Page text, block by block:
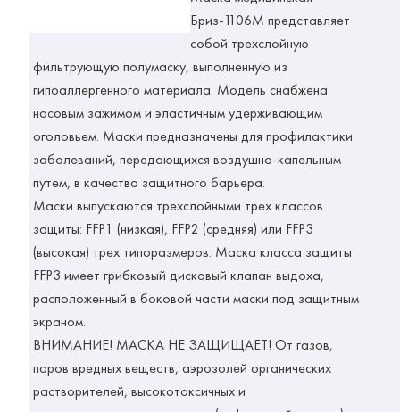
Бриз-1106М представляет
собой трехслойную
фильтрующую полумаску, выполненную из
гипоаллергенного материала. Модель снабжена
носовым зажимом и эластичным удерживающим
оголовьем. Маски предназначены для профилактики
заболеваний, передающихся воздушно-капельным
путем, в качества защитного барьера.
Маски выпускаются трехслойными трех классов
защиты: FFP1 (низкая), FFP2 (средняя) или FFP3
(высокая) трех типоразмеров. Маска класса защиты
FFP3 имеет грибковый дисковый клапан выдоха,
расположенный в боковой части маски под защитным
экраном.
ВНИМАНИЕ! МАСКА НЕ ЗАЩИЩАЕТ! От газов,
паров вредных веществ, аэрозолей органических
растворителей, высокотоксичных и